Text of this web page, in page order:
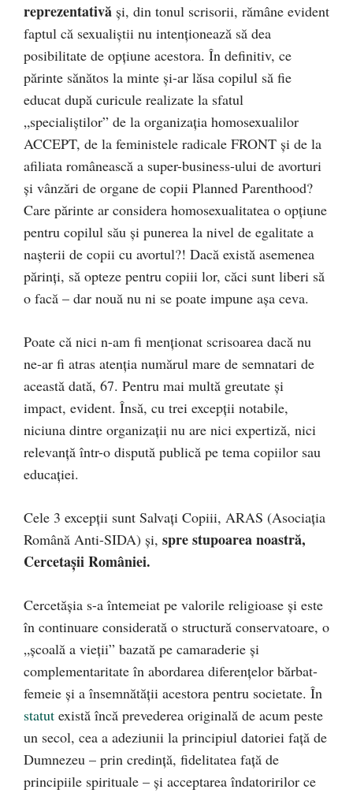
reprezentativă și, din tonul scrisorii, rămâne evident
faptul că sexualiștii nu intenționează să dea
posibilitate de opțiune acestora. În definitiv, ce
părinte sănătos la minte și-ar lăsa copilul să fie
educat după curicule realizate la sfatul
„specialiștilor” de la organizația homosexualilor
ACCEPT, de la feministele radicale FRONT și de la
afiliata românească a super-business-ului de avorturi
și vânzări de organe de copii Planned Parenthood?
Care părinte ar considera homosexualitatea o opțiune
pentru copilul său și punerea la nivel de egalitate a
nașterii de copii cu avortul?! Dacă există asemenea
părinți, să opteze pentru copiii lor, căci sunt liberi să
o facă – dar nouă nu ni se poate impune așa ceva.
Poate că nici n-am fi menționat scrisoarea dacă nu
ne-ar fi atras atenția numărul mare de semnatari de
această dată, 67. Pentru mai multă greutate și
impact, evident. Însă, cu trei excepții notabile,
niciuna dintre organizații nu are nici expertiză, nici
relevanță într-o dispută publică pe tema copiilor sau
educației.
Cele 3 excepții sunt Salvați Copiii, ARAS (Asociația
Română Anti-SIDA) și, spre stupoarea noastră,
Cercetașii României.
Cercetășia s-a întemeiat pe valorile religioase și este
în continuare considerată o structură conservatoare, o
„școală a vieții” bazată pe camaraderie și
complementaritate în abordarea diferențelor bărbat-
femeie și a însemnătății acestora pentru societate. În
statut există încă prevederea originală de acum peste
un secol, cea a adeziunii la principiul datoriei faţă de
Dumnezeu – prin credință, fidelitatea față de
principiile spirituale – și acceptarea îndatoririlor ce